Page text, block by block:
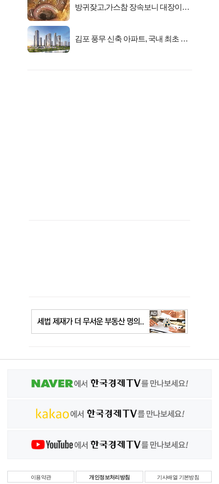
방귀잦고,가스참 장속보니 대장이아
김포 풍무 신축 아파트, 국내 최초 반
이용약관 개인정보처리방침 기사배열 기본방침